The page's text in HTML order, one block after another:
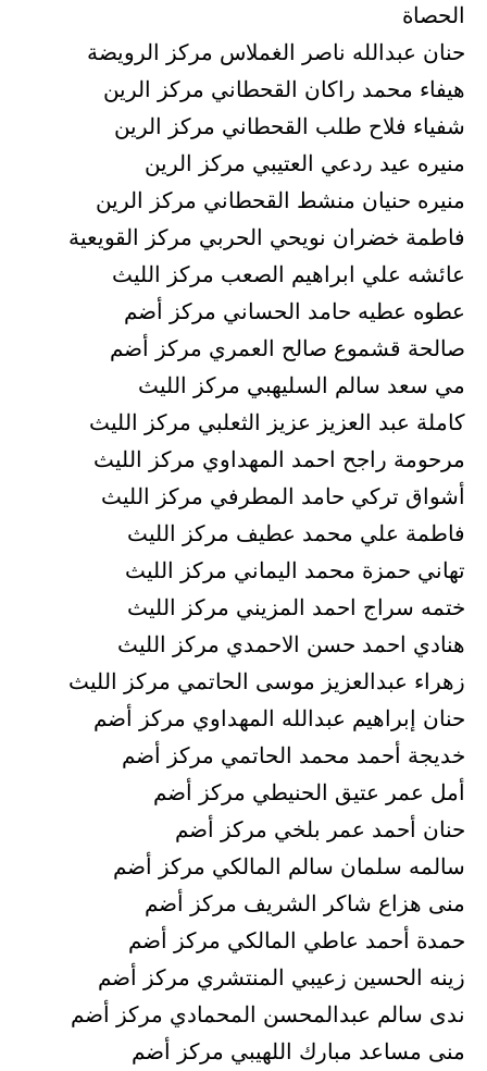
الحصاة
حنان عبدالله ناصر الغملاس مركز الرويضة
هيفاء محمد راكان القحطاني مركز الرين
شفياء فلاح طلب القحطاني مركز الرين
منيره عيد ردعي العتيبي مركز الرين
منيره حنيان منشط القحطاني مركز الرين
فاطمة خضران نويحي الحربي مركز القويعية
عائشه علي ابراهيم الصعب مركز الليث
عطوه عطيه حامد الحساني مركز أضم
صالحة قشموع صالح العمري مركز أضم
مي سعد سالم السليهبي مركز الليث
كاملة عبد العزيز عزيز الثعلبي مركز الليث
مرحومة راجح احمد المهداوي مركز الليث
أشواق تركي حامد المطرفي مركز الليث
فاطمة علي محمد عطيف مركز الليث
تهاني حمزة محمد اليماني مركز الليث
ختمه سراج احمد المزيني مركز الليث
هنادي احمد حسن الاحمدي مركز الليث
زهراء عبدالعزيز موسى الحاتمي مركز الليث
حنان إبراهيم عبدالله المهداوي مركز أضم
خديجة أحمد محمد الحاتمي مركز أضم
أمل عمر عتيق الحنيطي مركز أضم
حنان أحمد عمر بلخي مركز أضم
سالمه سلمان سالم المالكي مركز أضم
منى هزاع شاكر الشريف مركز أضم
حمدة أحمد عاطي المالكي مركز أضم
زينه الحسين زعيبي المنتشري مركز أضم
ندى سالم عبدالمحسن المحمادي مركز أضم
منى مساعد مبارك اللهيبي مركز أضم